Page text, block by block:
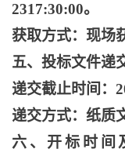
2317:30:00。
获取方式：现场
五、投标文件递
递交截止时间：
递交方式：纸质
六、开标时间